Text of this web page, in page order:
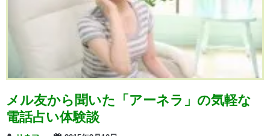
メル友から聞いた「アーネラ」の気軽な
電話占い体験談